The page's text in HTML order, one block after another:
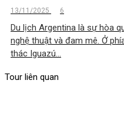
13/11/2025 6
Du lịch Argentina là sự hòa
nghệ thuật và đam mê. Ở
thác Iguazú...
Tour liên quan